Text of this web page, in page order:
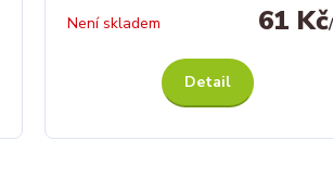
61 Kč/
Není skladem
Detail